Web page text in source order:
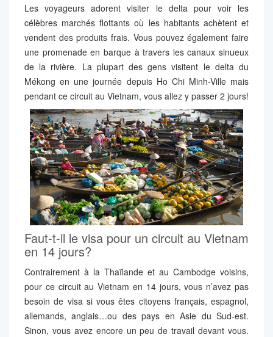
Les voyageurs adorent visiter le delta pour voir les
célèbres marchés flottants où les habitants achètent et
vendent des produits frais. Vous pouvez également faire
une promenade en barque à travers les canaux sinueux
de la rivière. La plupart des gens visitent le delta du
Mékong en une journée depuis Ho Chi Minh-Ville mais
pendant ce circuit au Vietnam, vous allez y passer 2 jours!
Faut-t-il le visa pour un circuit au Vietnam
en 14 jours?
Contrairement à la Thaïlande et au Cambodge voisins,
pour ce circuit au Vietnam en 14 jours, vous n’avez pas
besoin de visa si vous êtes citoyens français, espagnol,
allemands, anglais…ou des pays en Asie du Sud-est.
Sinon, vous avez encore un peu de travail devant vous.